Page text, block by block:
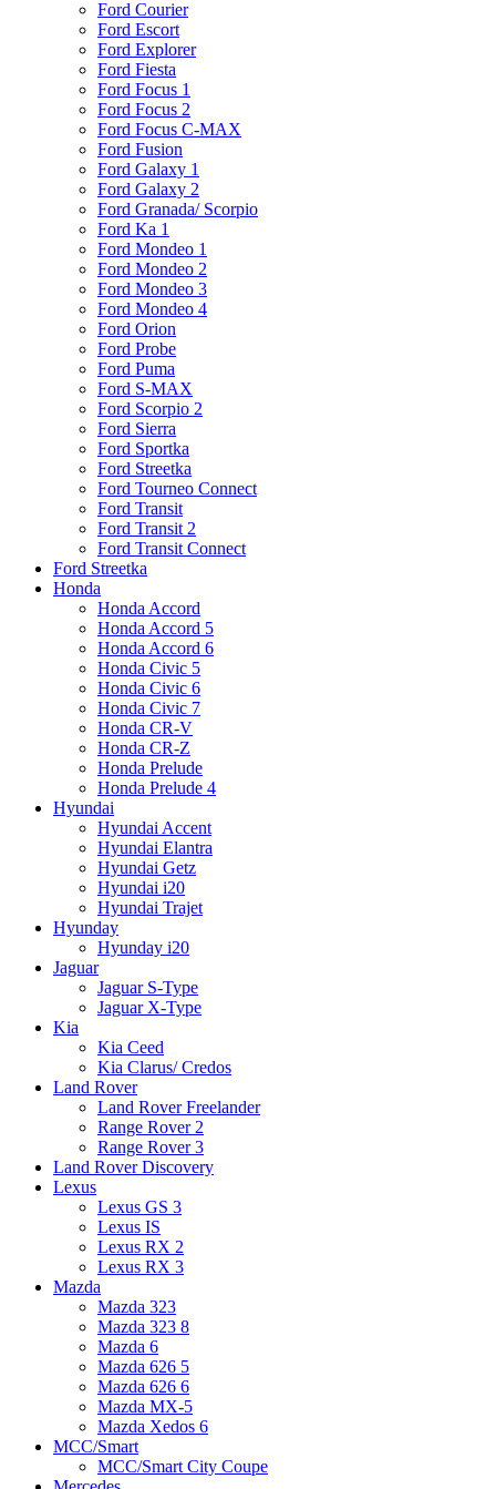
Ford Courier
Ford Escort
Ford Explorer
Ford Fiesta
Ford Focus 1
Ford Focus 2
Ford Focus C-MAX
Ford Fusion
Ford Galaxy 1
Ford Galaxy 2
Ford Granada/ Scorpio
Ford Ka 1
Ford Mondeo 1
Ford Mondeo 2
Ford Mondeo 3
Ford Mondeo 4
Ford Orion
Ford Probe
Ford Puma
Ford S-MAX
Ford Scorpio 2
Ford Sierra
Ford Sportka
Ford Streetka
Ford Tourneo Connect
Ford Transit
Ford Transit 2
Ford Transit Connect
Ford Streetka
Honda
Honda Accord
Honda Accord 5
Honda Accord 6
Honda Civic 5
Honda Civic 6
Honda Civic 7
Honda CR-V
Honda CR-Z
Honda Prelude
Honda Prelude 4
Hyundai
Hyundai Accent
Hyundai Elantra
Hyundai Getz
Hyundai i20
Hyundai Trajet
Hyunday
Hyunday i20
Jaguar
Jaguar S-Type
Jaguar X-Type
Kia
Kia Ceed
Kia Clarus/ Credos
Land Rover
Land Rover Freelander
Range Rover 2
Range Rover 3
Land Rover Discovery
Lexus
Lexus GS 3
Lexus IS
Lexus RX 2
Lexus RX 3
Mazda
Mazda 323
Mazda 323 8
Mazda 6
Mazda 626 5
Mazda 626 6
Mazda MX-5
Mazda Xedos 6
MCC/Smart
MCC/Smart City Coupe